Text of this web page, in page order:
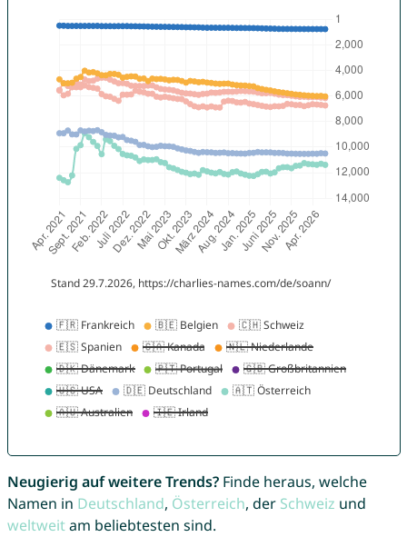
Neugierig auf weitere Trends?Finde heraus, welche
Namen in Deutschland, Österreich, der Schweiz und
weltweitam beliebtesten sind.